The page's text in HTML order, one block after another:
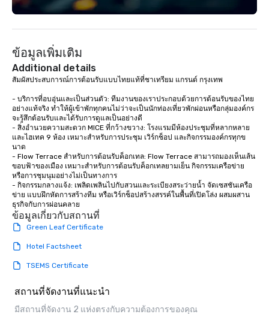
seniority, and
ข้อมูลเพิ่มเติม
Additional details
สัมผัสประสบการณ์การต้อนรับแบบไทยแท้ที่ชาเทรียม แกรนด์ กรุงเทพ
- บริการที่อบอุ่นและเป็นส่วนตัว: ทีมงานของเราประกอบด้วยการต้อนรับของไทย
อย่างแท้จริง ทำให้ผู้เข้าพักทุกคนไม่ว่าจะเป็นนักท่องเที่ยวพักผ่อนหรือกลุ่มองค์กร
จะรู้สึกต้อนรับและได้รับการดูแลเป็นอย่างดี
- สิ่งอำนวยความสะดวก MICE ที่กว้างขวาง: โรงแรมมีห้องประชุมที่หลากหลาย
และไฮเทค 9 ห้อง เหมาะสำหรับการประชุม เวิร์กช็อป และกิจกรรมองค์กรทุกข
นาด
- Flow Terrace สำหรับการต้อนรับค็อกเทล: Flow Terrace สามารถมองเห็นเส้น
ขอบฟ้าของเมือง เหมาะสำหรับการต้อนรับค็อกเทลยามเย็น กิจกรรมเครือข่าย
หรือการชุมนุมอย่างไม่เป็นทางการ
- กิจกรรมกลางแจ้ง: เพลิดเพลินไปกับสวนและระเบียงสระว่ายน้ำ จัดเซสชันเครือ
ข่าย แบบฝึกหัดการสร้างทีม หรือเวิร์กช็อปสร้างสรรค์ในพื้นที่เปิดโล่ง ผสมผสาน
ธุรกิจกับการผ่อนคลาย
ข้อมูลเกี่ยวกับสถานที่
Green Leaf Certificate
Hotel Factsheet
TSEMS Certificate
สถานที่จัดงานที่แนะนำ
มีสถานที่จัดงาน 2 แห่งตรงกับความต้องการของคุณ